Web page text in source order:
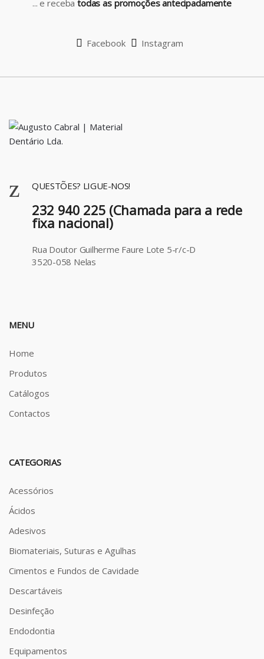
... e recebatodas as promoções antecipadamente
Facebook Instagram
QUESTÕES? LIGUE-NOS!
232 940 225 (Chamada para a rede
fixa nacional)
Rua Doutor Guilherme Faure Lote 5-r/c-D
3520-058 Nelas
MENU
Home
Produtos
Catálogos
Contactos
CATEGORIAS
Acessórios
Ácidos
Adesivos
Biomateriais, Suturas e Agulhas
Cimentos e Fundos de Cavidade
Descartáveis
Desinfeção
Endodontia
Equipamentos